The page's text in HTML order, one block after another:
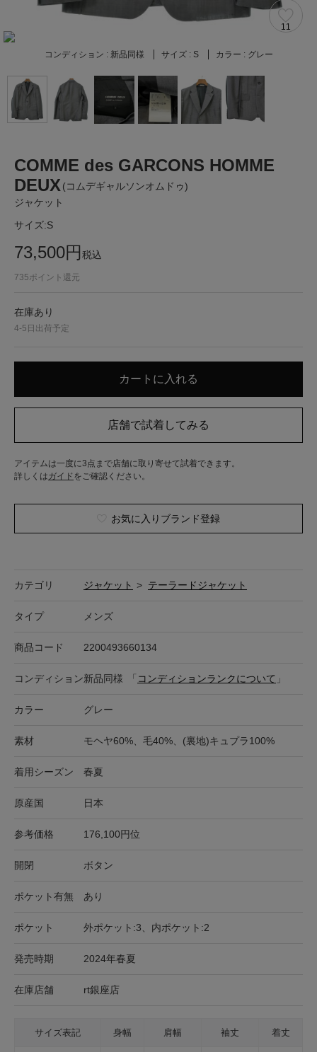
11
コンディション : 新品同様 サイズ : S カラー : グレー
COMME des GARCONS HOMME
DEUX (コムデギャルソンオムドゥ)
ジャケット
サイズ:S
73,500円税込
735ポイント還元
在庫あり
4-5日出荷予定
アイテムは一度に3点まで店舗に取り寄せて試着できます。
詳しくはガイド をご確認ください。
お気に入りブランド登録
カテゴリ ジャケット > テーラードジャケット
タイプ メンズ
商品コード 2200493660134
コンディション新品同様 「 コンディションランクについて 」
カラー グレー
素材 モヘヤ60%、毛40%、(裏地)キュプラ100%
着用シーズン 春夏
原産国 日本
参考価格 176,100円位
開閉 ボタン
ポケット有無 あり
ポケット 外ポケット:3、内ポケット:2
発売時期 2024年春夏
在庫店舗 rt銀座店
サイズ表記 身幅 肩幅 袖丈 着丈